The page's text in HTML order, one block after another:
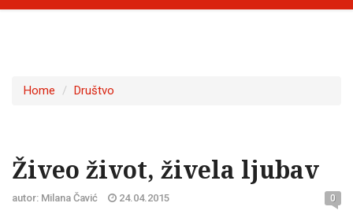
Home Društvo
Živeo život, živela ljubav
autor: Milana Čavić 24.04.2015 0